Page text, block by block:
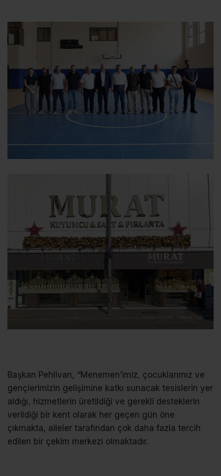
Başkan Pehlivan, “Menemen’imiz, çocuklarımız ve
gençlerimizin gelişimine katkı sunacak tesislerin yer
aldığı, hizmetlerin üretildiği ve gerekli desteklerin
verildiği bir kent olarak her geçen gün öne
çıkmakta, aileler tarafından çok daha fazla tercih
edilen bir çekim merkezi olmaktadır.